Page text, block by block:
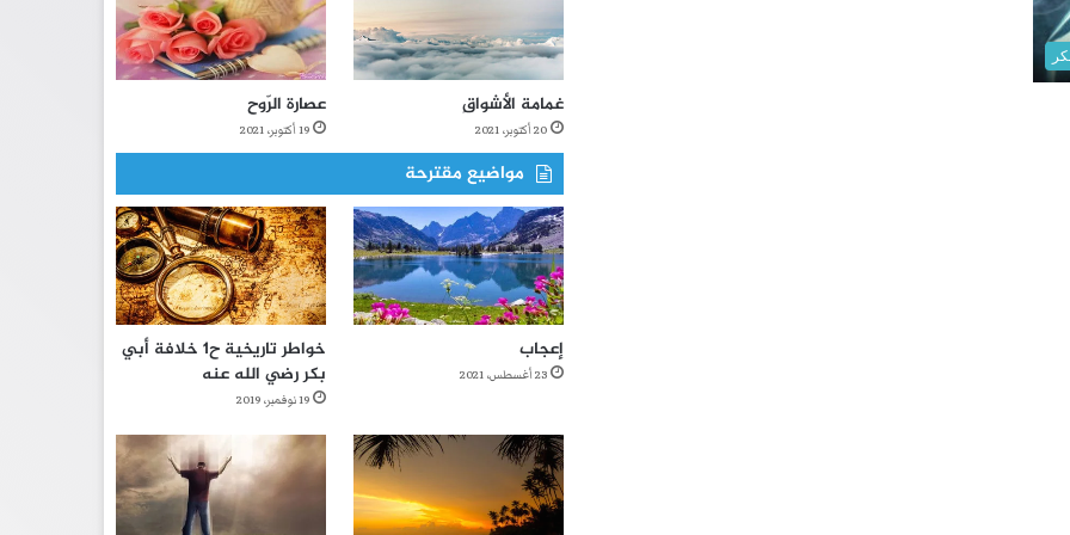
غمامة الأشواقِ
20 أكتوبر، 2021
عصارة الرّوح
19 أكتوبر، 2021
مواضيع مقترحة
إعجاب
23 أغسطس، 2021
خواطر تاريخية ح1 خلافة أبي
بكر رضي الله عنه
19 نوفمبر، 2019